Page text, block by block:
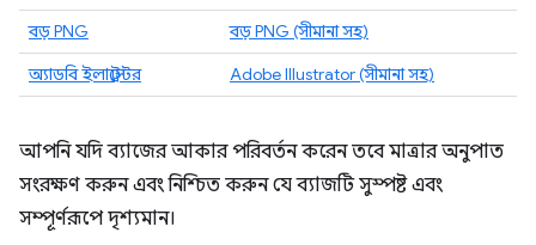
বড় PNG
বড় PNG (সীমানা সহ)
অ্যাডবি ইলাস্ট্রেটর
Adobe Illustrator (সীমানা সহ)
আপনি যদি ব্যাজের আকার পরিবর্তন করেন তবে মাত্রার অনুপাত
সংরক্ষণ করুন এবং নিশ্চিত করুন যে ব্যাজটি সুস্পষ্ট এবং
সম্পূর্ণরূপে দৃশ্যমান।